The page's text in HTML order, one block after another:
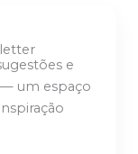
e
um espaço